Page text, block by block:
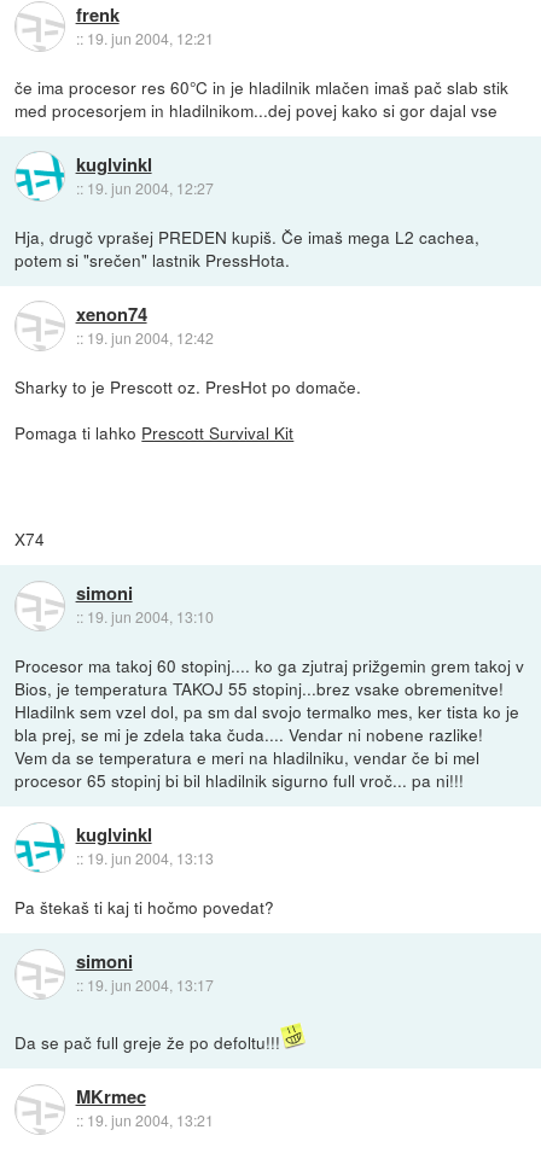
frenk
:: 19. jun 2004, 12:21
če ima procesor res 60°C in je hladilnik mlačen imaš pač slab stik
med procesorjem in hladilnikom...dej povej kako si gor dajal vse
kuglvinkl
:: 19. jun 2004, 12:27
Hja, drugč vprašej PREDEN kupiš. Če imaš mega L2 cachea,
potem si "srečen" lastnik PressHota.
xenon74
:: 19. jun 2004, 12:42
Sharky to je Prescott oz. PresHot po domače.
Pomaga ti lahko Prescott Survival Kit
X74
simoni
:: 19. jun 2004, 13:10
Procesor ma takoj 60 stopinj.... ko ga zjutraj prižgemin grem takoj v
Bios, je temperatura TAKOJ 55 stopinj...brez vsake obremenitve!
Hladilnk sem vzel dol, pa sm dal svojo termalko mes, ker tista ko je
bla prej, se mi je zdela taka čuda.... Vendar ni nobene razlike!
Vem da se temperatura e meri na hladilniku, vendar če bi mel
procesor 65 stopinj bi bil hladilnik sigurno full vroč... pa ni!!!
kuglvinkl
:: 19. jun 2004, 13:13
Pa štekaš ti kaj ti hočmo povedat?
simoni
:: 19. jun 2004, 13:17
Da se pač full greje že po defoltu!!!
MKrmec
:: 19. jun 2004, 13:21